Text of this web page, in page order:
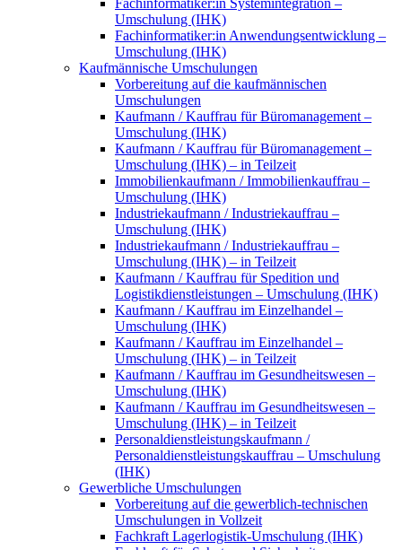
Fachinformatiker:in Systemintegration –
Umschulung (IHK)
Fachinformatiker:in Anwendungsentwicklung –
Umschulung (IHK)
Kaufmännische Umschulungen
Vorbereitung auf die kaufmännischen
Umschulungen
Kaufmann / Kauffrau für Büromanagement –
Umschulung (IHK)
Kaufmann / Kauffrau für Büromanagement –
Umschulung (IHK) – in Teilzeit
Immobilienkaufmann / Immobilienkauffrau –
Umschulung (IHK)
Industriekaufmann / Industriekauffrau –
Umschulung (IHK)
Industriekaufmann / Industriekauffrau –
Umschulung (IHK) – in Teilzeit
Kaufmann / Kauffrau für Spedition und
Logistikdienstleistungen – Umschulung (IHK)
Kaufmann / Kauffrau im Einzelhandel –
Umschulung (IHK)
Kaufmann / Kauffrau im Einzelhandel –
Umschulung (IHK) – in Teilzeit
Kaufmann / Kauffrau im Gesundheitswesen –
Umschulung (IHK)
Kaufmann / Kauffrau im Gesundheitswesen –
Umschulung (IHK) – in Teilzeit
Personaldienstleistungskaufmann /
Personaldienstleistungskauffrau – Umschulung
(IHK)
Gewerbliche Umschulungen
Vorbereitung auf die gewerblich-technischen
Umschulungen in Vollzeit
Fachkraft Lagerlogistik-Umschulung (IHK)